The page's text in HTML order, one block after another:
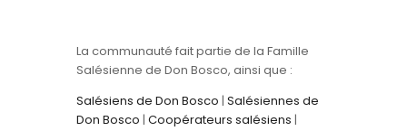
La communauté fait partie de la Famille
Salésienne de Don Bosco, ainsi que :
Salésiens de Don Bosco | Salésiennes de
Don Bosco | Coopérateurs salésiens |